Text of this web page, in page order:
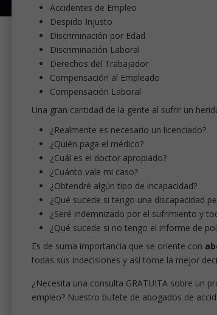
Accidentes de Empleo
Despido Injusto
Discriminación por Edad
Discriminación Laboral
Derechos del Trabajador
Compensación al Empleado
Compensación Laboral
Una gran cantidad de la gente al sufrir un
¿Realmente es necesario un licenciado?
¿Quién paga el médico?
¿Cuál es el doctor apropiado?
¿Cuánto vale mi caso?
¿Obtendré algún tipo de incapacidad?
¿Qué sucede si tengo una discapacidad
¿Seré indemnizado por el sufrimiento y
¿Qué sucede si no tengo el informe de
Es de suma importancia que se oriente con
todas sus indecisiones y así tome la mejor
¿Necesita una consulta GRATUITA sobre un
empleo? Nuestro bufete de abogados de